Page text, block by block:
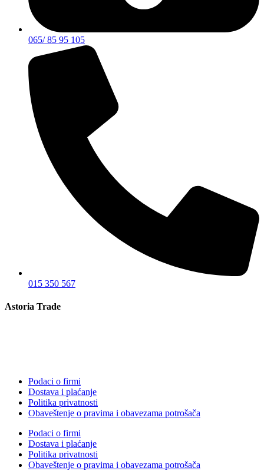
065/ 85 95 105
015 350 567
Astoria Trade
Podaci o firmi
Dostava i plaćanje
Politika privatnosti
Obaveštenje o pravima i obavezama potrošača
Podaci o firmi
Dostava i plaćanje
Politika privatnosti
Obaveštenje o pravima i obavezama potrošača